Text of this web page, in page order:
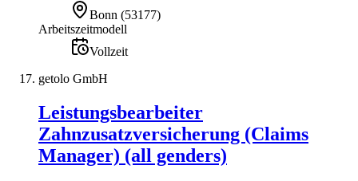
Bonn (53177)
Arbeitszeitmodell
Vollzeit
getolo GmbH
Leistungsbearbeiter
Zahnzusatzversicherung (Claims
Manager) (all genders)